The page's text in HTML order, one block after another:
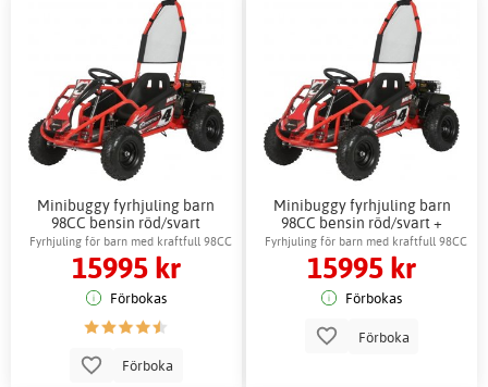
Minibuggy fyrhjuling barn
98CC bensin röd/svart
Fyrhjuling för barn med kraftfull 98CC
motor
15995 kr
Förbokas
Förboka
Minibuggy fyrhjuling barn
98CC bensin röd/svart +
Reflexsele
Fyrhjuling för barn med kraftfull 98CC
motor
15995 kr
Förbokas
Förboka